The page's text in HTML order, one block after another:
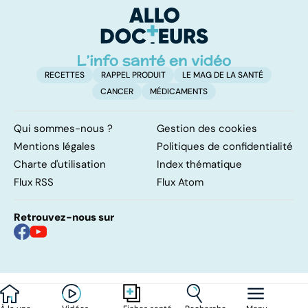
RECETTES RAPPEL PRODUIT
LE MAG DE LA SANTÉ
CANCER
MÉDICAMENTS
Qui sommes-nous ?
Gestion des cookies
Mentions légales
Politiques de confidentialité
Charte d'utilisation
Index thématique
Flux RSS
Flux Atom
Retrouvez-nous sur